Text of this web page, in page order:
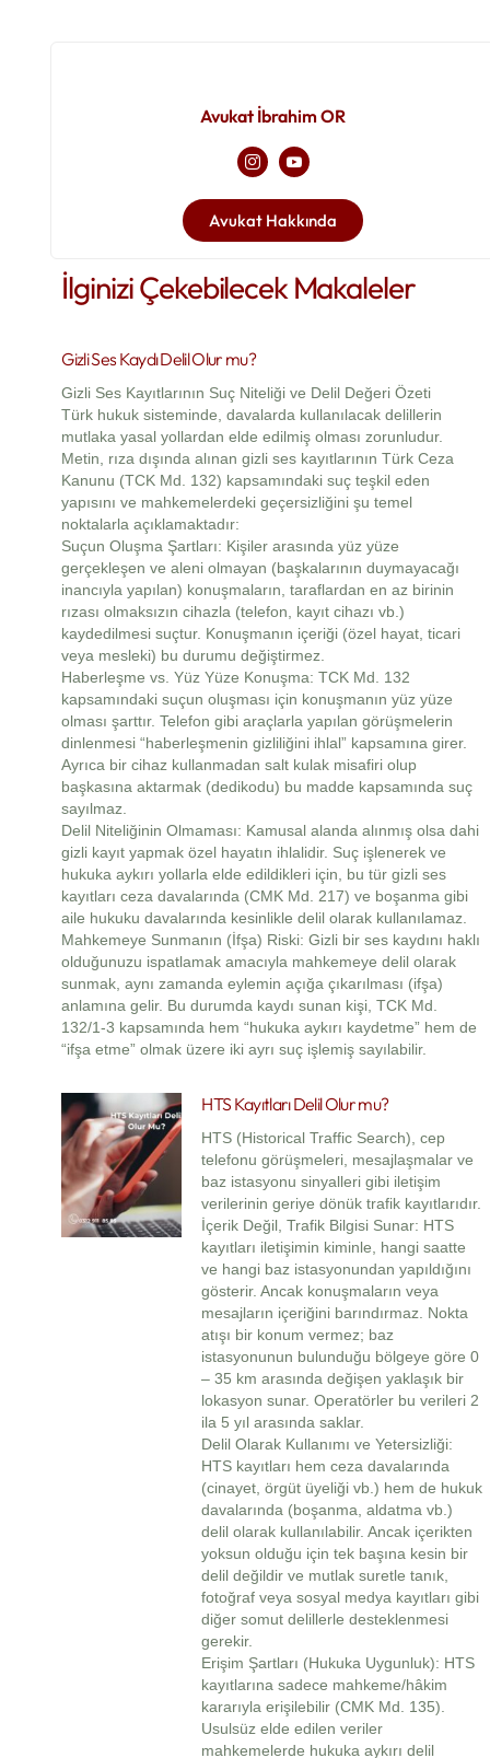
Avukat İbrahim OR
Avukat Hakkında
İlginizi Çekebilecek Makaleler
Gizli Ses Kaydı Delil Olur mu?
Gizli Ses Kayıtlarının Suç Niteliği ve Delil Değeri Özeti
Türk hukuk sisteminde, davalarda kullanılacak delillerin
mutlaka yasal yollardan elde edilmiş olması zorunludur.
Metin, rıza dışında alınan gizli ses kayıtlarının Türk Ceza
Kanunu (TCK Md. 132) kapsamındaki suç teşkil eden
yapısını ve mahkemelerdeki geçersizliğini şu temel
noktalarla açıklamaktadır:
Suçun Oluşma Şartları: Kişiler arasında yüz yüze
gerçekleşen ve aleni olmayan (başkalarının duymayacağı
inancıyla yapılan) konuşmaların, taraflardan en az birinin
rızası olmaksızın cihazla (telefon, kayıt cihazı vb.)
kaydedilmesi suçtur. Konuşmanın içeriği (özel hayat, ticari
veya mesleki) bu durumu değiştirmez.
Haberleşme vs. Yüz Yüze Konuşma: TCK Md. 132
kapsamındaki suçun oluşması için konuşmanın yüz yüze
olması şarttır. Telefon gibi araçlarla yapılan görüşmelerin
dinlenmesi “haberleşmenin gizliliğini ihlal” kapsamına girer.
Ayrıca bir cihaz kullanmadan salt kulak misafiri olup
başkasına aktarmak (dedikodu) bu madde kapsamında suç
sayılmaz.
Delil Niteliğinin Olmaması: Kamusal alanda alınmış olsa dahi
gizli kayıt yapmak özel hayatın ihlalidir. Suç işlenerek ve
hukuka aykırı yollarla elde edildikleri için, bu tür gizli ses
kayıtları ceza davalarında (CMK Md. 217) ve boşanma gibi
aile hukuku davalarında kesinlikle delil olarak kullanılamaz.
Mahkemeye Sunmanın (İfşa) Riski: Gizli bir ses kaydını haklı
olduğunuzu ispatlamak amacıyla mahkemeye delil olarak
sunmak, aynı zamanda eylemin açığa çıkarılması (ifşa)
anlamına gelir. Bu durumda kaydı sunan kişi, TCK Md.
132/1-3 kapsamında hem “hukuka aykırı kaydetme” hem de
“ifşa etme” olmak üzere iki ayrı suç işlemiş sayılabilir.
HTS Kayıtları Delil Olur mu?
HTS (Historical Traffic Search), cep
telefonu görüşmeleri, mesajlaşmalar ve
baz istasyonu sinyalleri gibi iletişim
verilerinin geriye dönük trafik kayıtlarıdır.
İçerik Değil, Trafik Bilgisi Sunar: HTS
kayıtları iletişimin kiminle, hangi saatte
ve hangi baz istasyonundan yapıldığını
gösterir. Ancak konuşmaların veya
mesajların içeriğini barındırmaz. Nokta
atışı bir konum vermez; baz
istasyonunun bulunduğu bölgeye göre 0
– 35 km arasında değişen yaklaşık bir
lokasyon sunar. Operatörler bu verileri 2
ila 5 yıl arasında saklar.
Delil Olarak Kullanımı ve Yetersizliği:
HTS kayıtları hem ceza davalarında
(cinayet, örgüt üyeliği vb.) hem de hukuk
davalarında (boşanma, aldatma vb.)
delil olarak kullanılabilir. Ancak içerikten
yoksun olduğu için tek başına kesin bir
delil değildir ve mutlak suretle tanık,
fotoğraf veya sosyal medya kayıtları gibi
diğer somut delillerle desteklenmesi
gerekir.
Erişim Şartları (Hukuka Uygunluk): HTS
kayıtlarına sadece mahkeme/hâkim
kararıyla erişilebilir (CMK Md. 135).
Usulsüz elde edilen veriler
mahkemelerde hukuka aykırı delil